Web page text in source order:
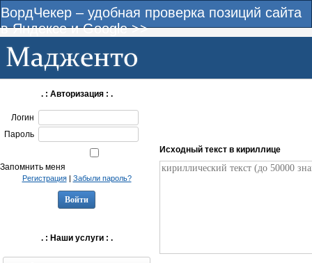
ВордЧекер – удобная проверка позиций сайта
в Яндексе и Google >>
. : Авторизация : .
Логин
Пароль
Запомнить меня
Регистрация| Забыли пароль?
. : Наши услуги : .
Исходный текст в кириллице